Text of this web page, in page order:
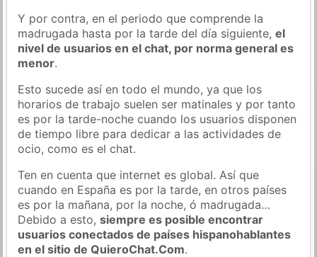
Y por contra, en el periodo que comprende la
madrugada hasta por la tarde del día siguiente,el
nivel de usuarios en el chat, por norma general es
menor.
Esto sucede así en todo el mundo, ya que los
horarios de trabajo suelen ser matinales y por tanto
es por la tarde-noche cuando los usuarios disponen
de tiempo libre para dedicar a las actividades de
ocio, como es el chat.
Ten en cuenta que internet es global. Así que
cuando en España es por la tarde, en otros países
es por la mañana, por la noche, ó madrugada…
Debido a esto,siempre es posible encontrar
usuarios conectados de países hispanohablantes
en el sitio de QuieroChat.Com.